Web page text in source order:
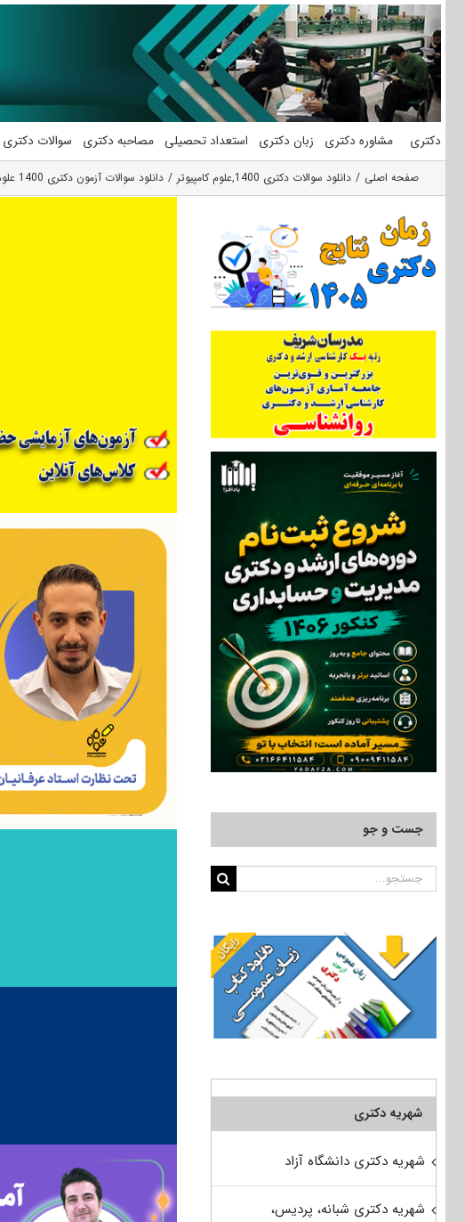
محتوا
دکتری مشاوره دکتری زبان دکتری استعداد تحصیلی مصاحبه دکتری سوالات دکتری
صفحه اصلی دانلود سوالات دکتری 1400 ,علوم کامپیوتر دانلود سوالات آزمون دکتری 1400 علوم کامپیوتر (2247)
جست و جو
جستجو
شهریه دکتری
شهریه دکتری دانشگاه آزاد
شهریه دکتری شبانه، پردیس،